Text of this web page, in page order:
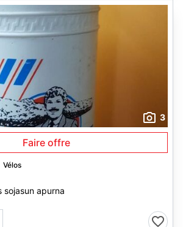
3
Faire offre
Vélos
sojasun apurna